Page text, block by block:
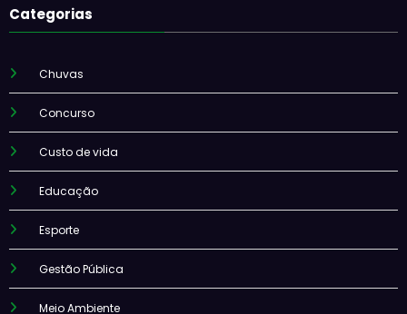
Categorias
Chuvas
Concurso
Custo de vida
Educação
Esporte
Gestão Pública
Meio Ambiente